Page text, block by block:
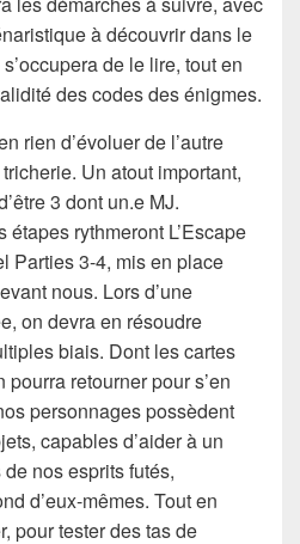
à découvrir dans le
de le lire, tout en
des codes des énigmes.
rien d’évoluer de l’autre
Un atout important,
3 dont un.e MJ.
rythmeront L’Escape
Parties 3-4, mis en place
nous. Lors d’une
on devra en résoudre
biais. Dont les cartes
retourner pour s’en
personnages possèdent
capables d’aider à un
nos esprits futés,
d’eux-mêmes. Tout en
pour tester des tas de